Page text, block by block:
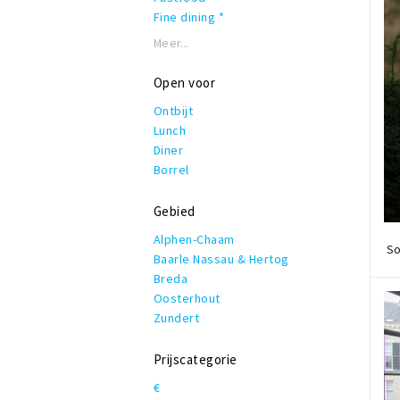
Fine dining *
Frans
Grill
Hamburgers
IJs en ander lekkers
Indiaas
Indonesisch
Internationaal
Japans
Koffie, lunch & lekkers
Latijns-Amerikaans
Mediterraan
Moors
Nederlands - Belgisch
Pannenkoeken
Pizza
Snelle hap
Meer...
Open voor
Ontbijt
Lunch
Diner
Borrel
Gebied
Alphen-Chaam
Baarle Nassau & Hertog
Breda
Oosterhout
Zundert
Prijscategorie
€